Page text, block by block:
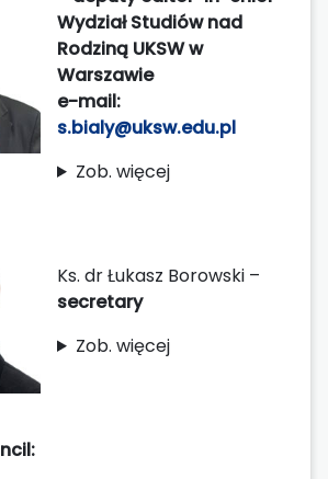
Wydział Studiów nad
Rodziną UKSW w
Warszawie
e-mail:
s.bialy@uksw.edu.pl
Zob. więcej
Ks. dr Łukasz Borowski –
secretary
Zob. więcej